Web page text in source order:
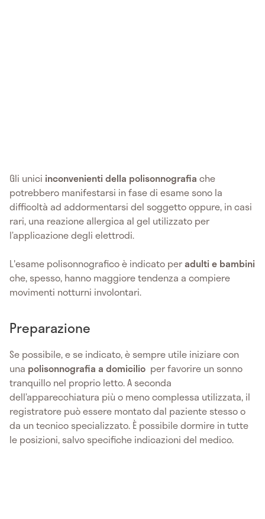
Gli unici inconvenienti della polisonnografia che
potrebbero manifestarsi in fase di esame sono la
difficoltà ad addormentarsi del soggetto oppure, in casi
rari, una reazione allergica al gel utilizzato per
l’applicazione degli elettrodi.
L'esame polisonnografico è indicato peradulti e bambini
che, spesso, hanno maggiore tendenza a compiere
movimenti notturni involontari.
Preparazione
Se possibile, e se indicato, è sempre utile iniziare con
una polisonnografia a domicilio per favorire un sonno
tranquillo nel proprio letto. A seconda
dell’apparecchiatura più o meno complessa utilizzata, il
registratore può essere montato dal paziente stesso o
da un tecnico specializzato. È possibile dormire in tutte
le posizioni, salvo specifiche indicazioni del medico.